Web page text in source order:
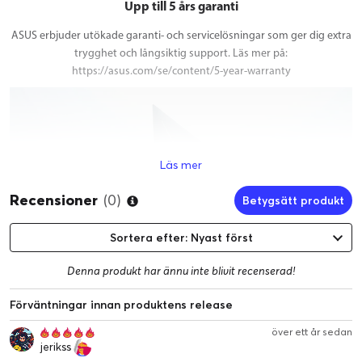
Upp till 5 års garanti
ASUS erbjuder utökade garanti- och servicelösningar som ger dig extra
trygghet och långsiktig support. Läs mer på:
https://asus.com/se/content/5-year-warranty
Få en problemfri spel- och skaparupplevelse med en Intel Core
Ultra 9 processor 285H
Spela och skapa med en NVIDIA GeForce RTX 5070 Ti Laptop GPU
Läs mer
Recensioner (0) Betygsätt produkt
Sortera efter: Nyast först
Denna produkt har ännu inte blivit recenserad!
Förväntningar innan produktens release
över ett år sedan
jerikss